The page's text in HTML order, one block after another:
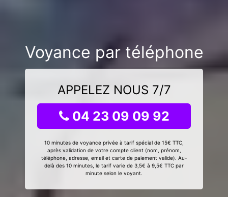
Voyance par téléphone
APPELEZ NOUS 7/7
04 23 09 09 92
10 minutes de voyance privée à tarif spécial de 15€ TTC,
après validation de votre compte client (nom, prénom,
téléphone, adresse, email et carte de paiement valide). Au-
delà des 10 minutes, le tarif varie de 3,5€ à 9,5€ TTC par
minute selon le voyant.